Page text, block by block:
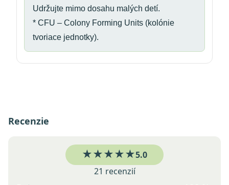
Udržujte mimo dosahu malých detí.
* CFU – Colony Forming Units (kolónie
tvoriace jednotky).
Recenzie
★★★★★5.0
21 recenzií